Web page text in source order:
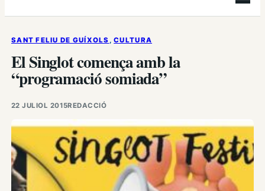
Obre
el
SANT FELIU DE GUÍXOLS , CULTURA
El Singlot comença amb la
“programació somiada”
22 JULIOL 2015REDACCIÓ